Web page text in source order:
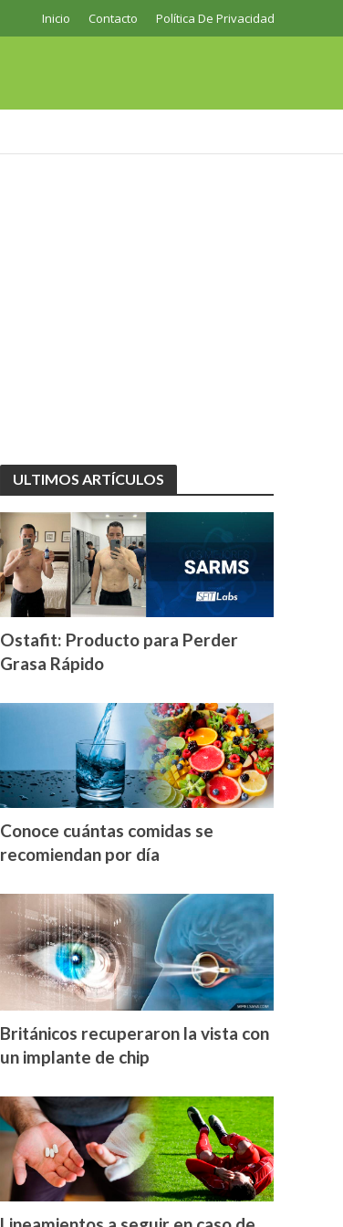
Inicio Contacto Política De Privacidad
ULTIMOS ARTÍCULOS
Ostafit: Producto para Perder
Grasa Rápido
Conoce cuántas comidas se
recomiendan por día
Británicos recuperaron la vista con
un implante de chip